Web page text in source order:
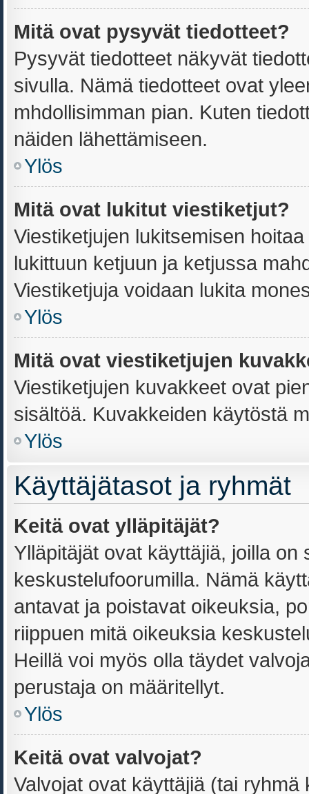
Mitä ovat pysyvät tiedotteet?
Pysyvät tiedotteet näkyvät
sivulla. Nämä tiedotteet ovat
mhdollisimman pian. Kuten
näiden lähettämiseen.
Ylös
Mitä ovat lukitut viestiketjut?
Viestiketjujen lukitsemisen
lukittuun ketjuun ja ketjussa
Viestiketjuja voidaan lukita
Ylös
Mitä ovat viestiketjujen
Viestiketjujen kuvakkeet ovat
sisältöä. Kuvakkeiden käytöstä
Ylös
Käyttäjätasot ja ryhmät
Keitä ovat ylläpitäjät?
Ylläpitäjät ovat käyttäjiä, joilla
keskustelufoorumilla. Nämä
antavat ja poistavat oikeuksia,
riippuen mitä oikeuksia
Heillä voi myös olla täydet
perustaja on määritellyt.
Ylös
Keitä ovat valvojat?
Valvojat ovat käyttäjiä (tai